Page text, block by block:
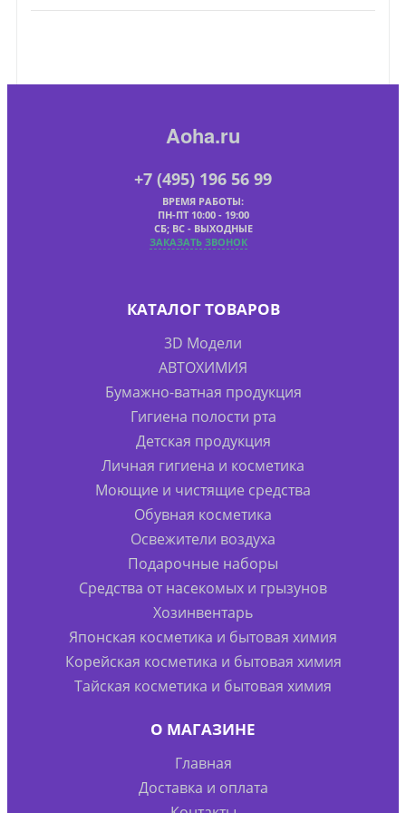
Aoha.ru
+7 (495) 196 56 99
ВРЕМЯ РАБОТЫ:
ПН-ПТ 10:00 - 19:00
СБ; ВС - ВЫХОДНЫЕ
ЗАКАЗАТЬ ЗВОНОК
КАТАЛОГ ТОВАРОВ
3D Модели
АВТОХИМИЯ
Бумажно-ватная продукция
Гигиена полости рта
Детская продукция
Личная гигиена и косметика
Моющие и чистящие средства
Обувная косметика
Освежители воздуха
Подарочные наборы
Средства от насекомых и грызунов
Хозинвентарь
Японская косметика и бытовая химия
Корейская косметика и бытовая химия
Тайская косметика и бытовая химия
О МАГАЗИНЕ
Главная
Доставка и оплата